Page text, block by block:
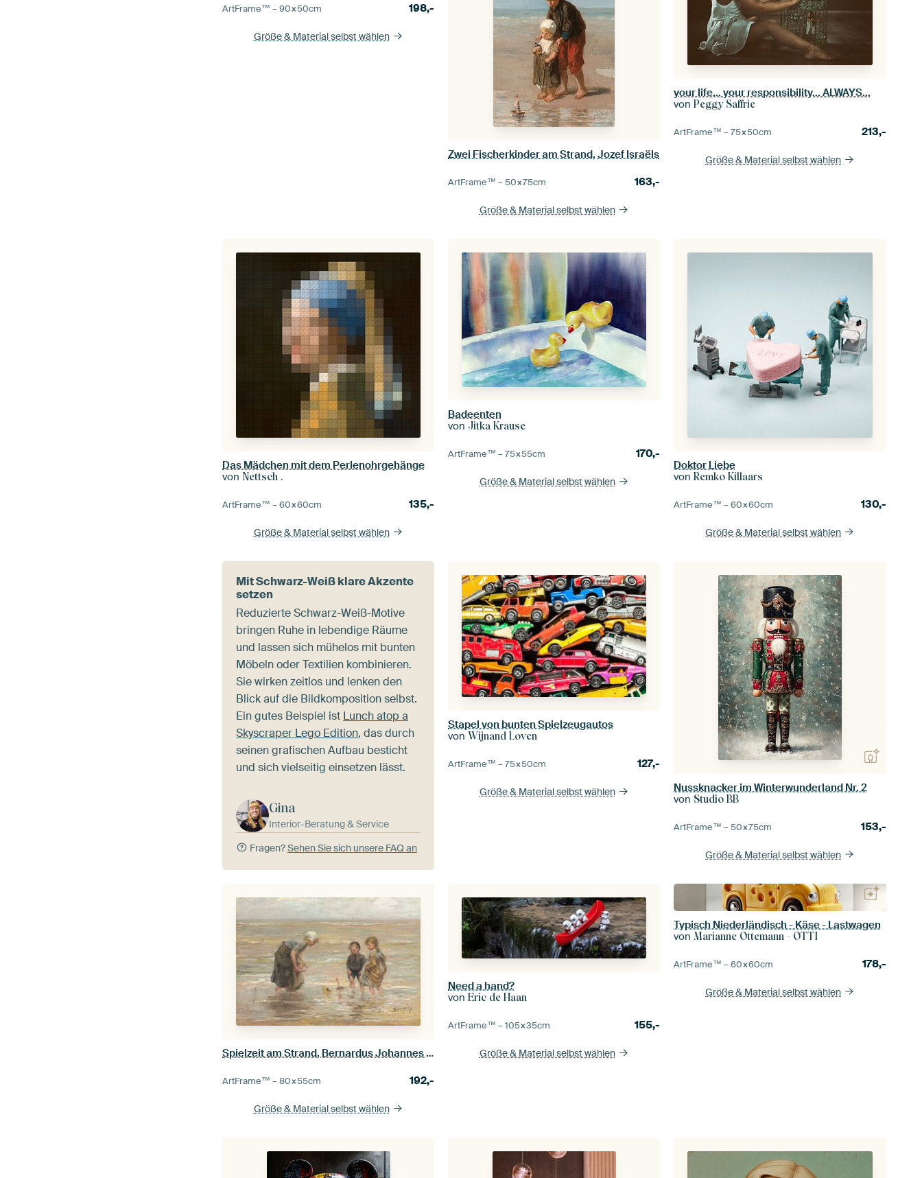
ArtFrame™ –90×50cm 198,-
Größe & Material selbst wählen
Zwei Fischerkinder am Strand, Jozef Israëls
ArtFrame™ –50×75cm 163,-
Größe & Material selbst wählen
your life... your responsibility... ALWAYS...
vonPeggy Saffrie
ArtFrame™ –75×50cm 213,-
Größe & Material selbst wählen
Das Mädchen mit dem Perlenohrgehänge
von Nettsch .
ArtFrame™ –60×60cm 135,-
Größe & Material selbst wählen
Badeenten
von Jitka Krause
ArtFrame™ –75×55cm 170,-
Größe & Material selbst wählen
Doktor Liebe
vonRemko Killaars
ArtFrame™ –60×60cm 130,-
Größe & Material selbst wählen
Mit Schwarz-Weiß klare Akzente
setzen
Reduzierte Schwarz-Weiß-Motive
bringen Ruhe in lebendige Räume
und lassen sich mühelos mit bunten
Möbeln oder Textilien kombinieren.
Sie wirken zeitlos und lenken den
Blick auf die Bildkomposition selbst.
Ein gutes Beispiel ist Lunch atop a
Skyscraper Lego Edition, das durch
seinen grafischen Aufbau besticht
und sich vielseitig einsetzen lässt.
Gina
Interior-Beratung & Service
Fragen?Sehen Sie sich unsere FAQ an
Stapel von bunten Spielzeugautos
vonWijnand Loven
ArtFrame™ –75×50cm 127,-
Größe & Material selbst wählen
Nussknacker im Winterwunderland Nr. 2
von Studio BB
ArtFrame™ –50×75cm 153,-
Größe & Material selbst wählen
Spielzeit am Strand, Bernardus Johannes Blommers
ArtFrame™ –80×55cm 192,-
Größe & Material selbst wählen
Need a hand?
vonEric de Haan
ArtFrame™ –105×35cm 155,-
Größe & Material selbst wählen
Typisch Niederländisch - Käse - Lastwagen
vonMarianne Ottemann - OTTI
ArtFrame™ –60×60cm 178,-
Größe & Material selbst wählen